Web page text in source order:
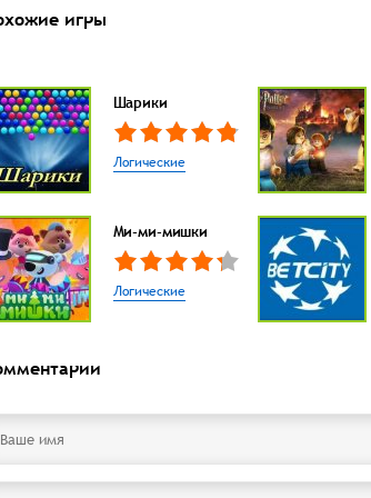
игры
Шарики
Логические
Ми-ми-мишки
Логические